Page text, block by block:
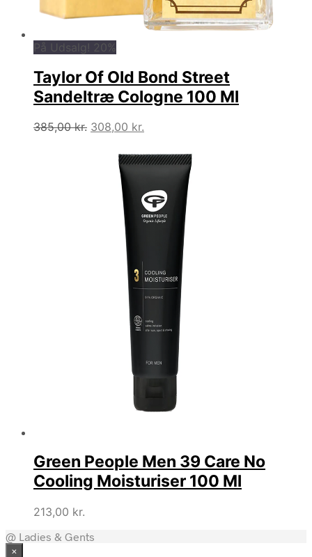
På Udsalg! 20%
Taylor Of Old Bond Street
Sandeltræ Cologne 100 Ml
385,00kr. Den
385,00 kr..
308,00 kr.
pris
er:
308,00 kr..
Green People Men 39 Care No
Cooling Moisturiser 100 Ml
213,00 kr.
@ Ladies & Gents
×